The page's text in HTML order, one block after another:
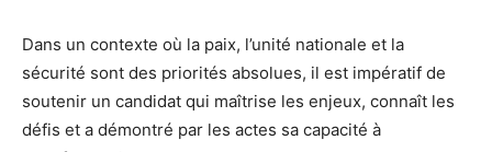
Dans un contexte où la paix, l’unité nationale et la
sécurité sont des priorités absolues, il est impératif de
soutenir un candidat qui maîtrise les enjeux, connaît les
défis et a démontré par les actes sa capacité à